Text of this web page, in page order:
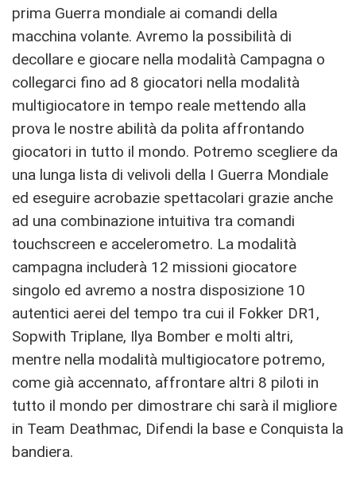
prima Guerra mondiale ai comandi della
macchina volante. Avremo la possibilità di
decollare e giocare nella modalità Campagna o
collegarci fino ad 8 giocatori nella modalità
multigiocatore in tempo reale mettendo alla
prova le nostre abilità da polita affrontando
giocatori in tutto il mondo. Potremo scegliere da
una lunga lista di velivoli della I Guerra Mondiale
ed eseguire acrobazie spettacolari grazie anche
ad una combinazione intuitiva tra comandi
touchscreen e accelerometro. La modalità
campagna includerà 12 missioni giocatore
singolo ed avremo a nostra disposizione 10
autentici aerei del tempo tra cui il Fokker DR1,
Sopwith Triplane, Ilya Bomber e molti altri,
mentre nella modalità multigiocatore potremo,
come già accennato, affrontare altri 8 piloti in
tutto il mondo per dimostrare chi sarà il migliore
in Team Deathmac, Difendi la base e Conquista la
bandiera.